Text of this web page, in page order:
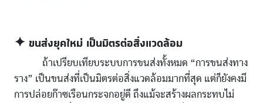
✦ ขนส่งยุคใหม่ เป็นมิตรต่อสิ่งแวดล้อม
ถ้าเปรียบเทียบระบบการขนส่งทั้งหมด “การขนส่งทาง
ราง” เป็นขนส่งที่เป็นมิตรต่อสิ่งแวดล้อมมากที่สุด แต่ก็ยังคงมี
การปล่อยก๊าซเรือนกระจกอยู่ดี ถึงแม้จะสร้างผลกระทบไม่